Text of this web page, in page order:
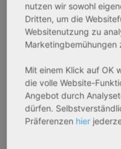
41,59 m² - 62,15 m²
Gesamtpreis:
233.556,67 € - 349.016,67 €
AfA Degressive 5,00 %
nutzen wir sowohl
Dritten, um die
Websitenutzung zu
Marketingbemühungen
Mit einem Klick auf OK
die volle Website-
Angebot durch
dürfen.
Präferenzen hier